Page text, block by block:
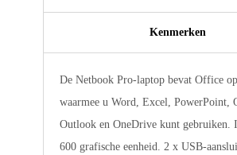
Kenmerken
De Netbook Pro-laptop bevat Office
waarmee u Word, Excel, PowerPoint,
Outlook en OneDrive kunt
600 grafische eenheid. 2 x USB-